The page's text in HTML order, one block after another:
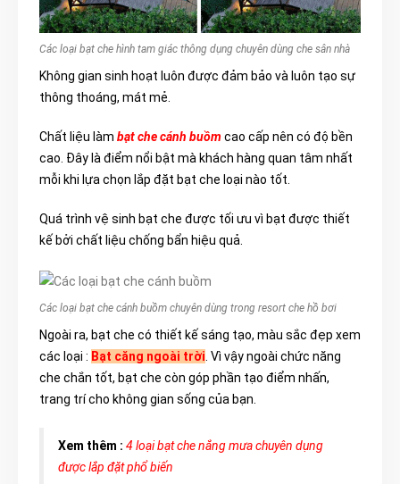
Các loại bạt che hình tam giác thông dụng chuyên dùng che sân nhà
Không gian sinh hoạt luôn được đảm bảo và luôn tạo sự
thông thoáng, mát mẻ.
Chất liệu làm bạt che cánh buồm cao cấp nên có độ bền
cao. Đây là điểm nổi bật mà khách hàng quan tâm nhất
mỗi khi lựa chọn lắp đặt bạt che loại nào tốt.
Quá trình vệ sinh bạt che được tối ưu vì bạt được thiết
kế bởi chất liệu chống bẩn hiệu quả.
Các loại bạt che cánh buồm chuyên dùng trong resort che hồ bơi
Ngoài ra, bạt che có thiết kế sáng tạo, màu sắc đẹp xem
các loại : Bạt căng ngoài trời . Vì vậy ngoài chức năng
che chắn tốt, bạt che còn góp phần tạo điểm nhấn,
trang trí cho không gian sống của bạn.
Xem thêm : 4 loại bạt che nắng mưa chuyên dụng
được lắp đặt phổ biến